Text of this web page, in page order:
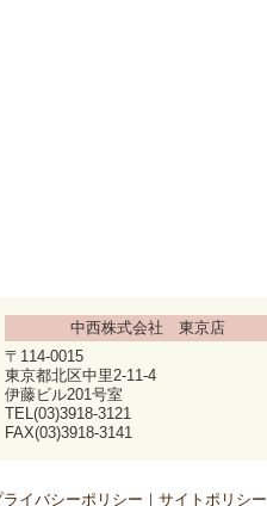
中西株式会社 東京店
〒114-0015
東京都北区中里2-11-4
伊藤ビル201号室
TEL(03)3918-3121
FAX(03)3918-3141
ライバシーポリシー サイトポリシー